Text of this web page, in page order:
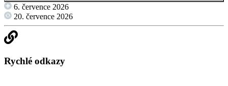
6. července 2026
20. července 2026
Rychlé odkazy